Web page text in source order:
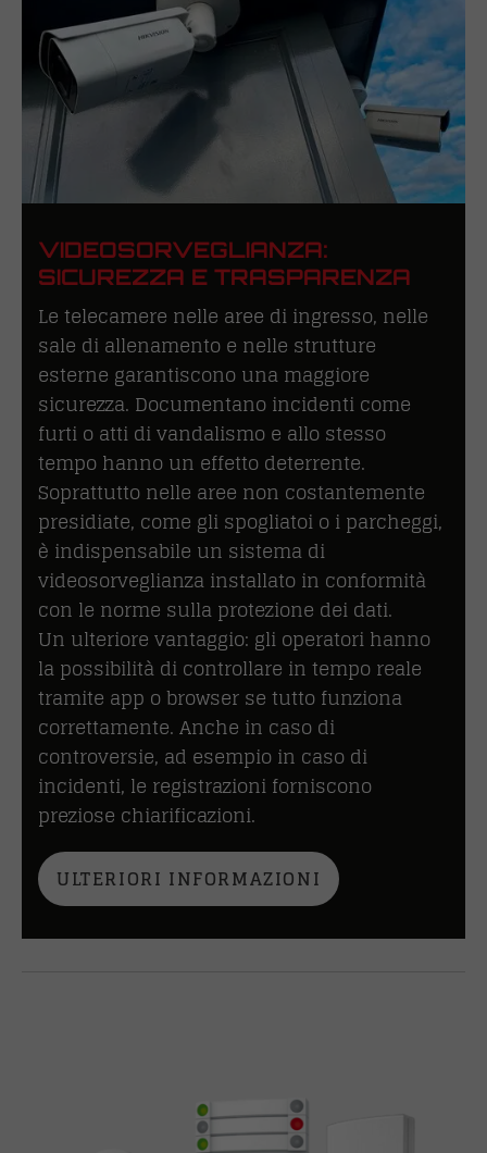
VIDEOSORVEGLIANZA:
SICUREZZA E TRASPARENZA
Le telecamere nelle aree di ingresso, nelle
sale di allenamento e nelle strutture
esterne garantiscono una maggiore
sicurezza. Documentano incidenti come
furti o atti di vandalismo e allo stesso
tempo hanno un effetto deterrente.
Soprattutto nelle aree non costantemente
presidiate, come gli spogliatoi o i parcheggi,
è indispensabile un sistema di
videosorveglianza installato in conformità
con le norme sulla protezione dei dati.
Un ulteriore vantaggio: gli operatori hanno
la possibilità di controllare in tempo reale
tramite app o browser se tutto funziona
correttamente. Anche in caso di
controversie, ad esempio in caso di
incidenti, le registrazioni forniscono
preziose chiarificazioni.
ULTERIORI INFORMAZIONI